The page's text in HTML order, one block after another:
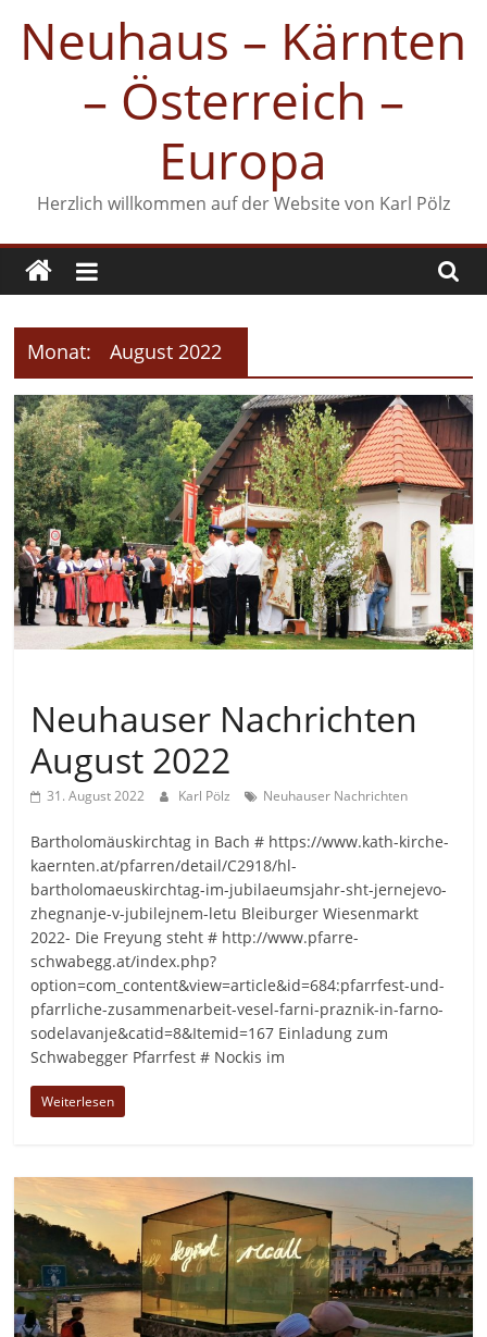
Inhalt
springen
Neuhaus – Kärnten
– Österreich –
Europa
Herzlich willkommen auf der Website von Karl Pölz
Monat: August 2022
Neuhauser Nachrichten
August 2022
31. August 2022 Karl Pölz Neuhauser Nachrichten
Bartholomäuskirchtag in Bach # https://www.kath-kirche-
kaernten.at/pfarren/detail/C2918/hl-
bartholomaeuskirchtag-im-jubilaeumsjahr-sht-jernejevo-
zhegnanje-v-jubilejnem-letu Bleiburger Wiesenmarkt
2022- Die Freyung steht # http://www.pfarre-
schwabegg.at/index.php?
option=com_content&view=article&id=684:pfarrfest-und-
pfarrliche-zusammenarbeit-vesel-farni-praznik-in-farno-
sodelavanje&catid=8&Itemid=167 Einladung zum
Schwabegger Pfarrfest # Nockis im
Weiterlesen